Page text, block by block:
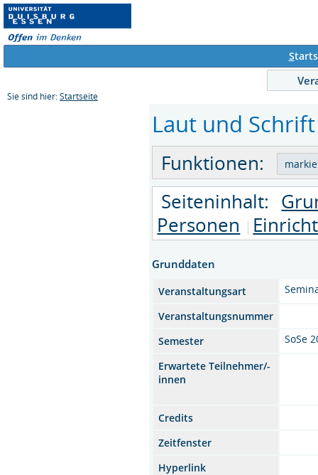
S
Sie sind hier: Startseite
Laut und
Funktionen:
Seiteninhalt:
Personen
Grunddaten
Veranstaltungsart
Veranstaltungsnummer
Semester
SoSe
Erwartete Teilnehmer/-
innen
Credits
Zeitfenster
Hyperlink